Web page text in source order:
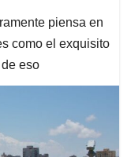
piensa en
como el exquisito
eso